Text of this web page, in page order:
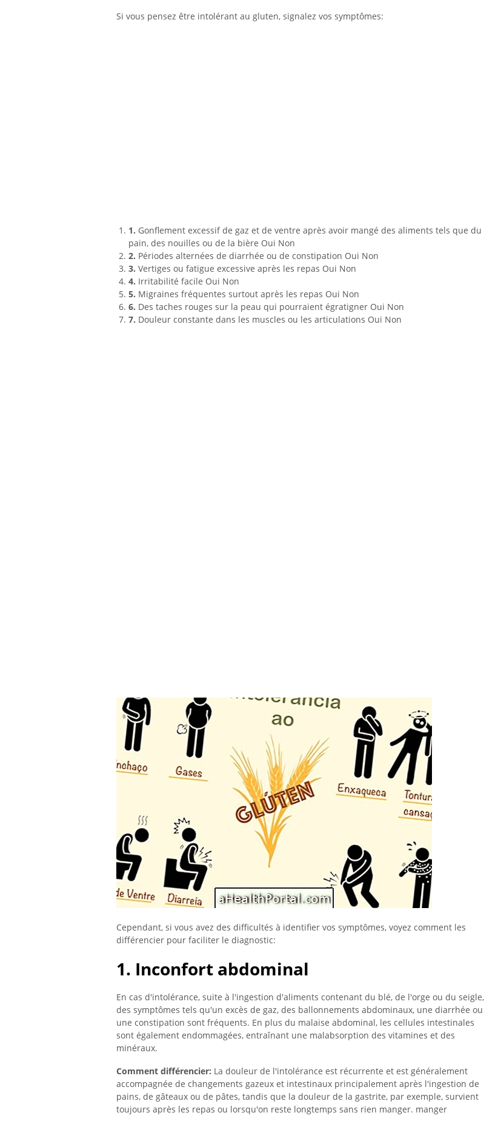
Si vous pensez être intolérant au gluten, signalez vos symptômes:
1. Gonflement excessif de gaz et de ventre après avoir mangé des aliments tels que du
pain, des nouilles ou de la bière Oui Non
2. Périodes alternées de diarrhée ou de constipation Oui Non
3. Vertiges ou fatigue excessive après les repas Oui Non
4. Irritabilité facile Oui Non
5. Migraines fréquentes surtout après les repas Oui Non
6. Des taches rouges sur la peau qui pourraient égratigner Oui Non
7. Douleur constante dans les muscles ou les articulations Oui Non
Cependant, si vous avez des difficultés à identifier vos symptômes, voyez comment les
différencier pour faciliter le diagnostic:
1. Inconfort abdominal
En cas d'intolérance, suite à l'ingestion d'aliments contenant du blé, de l'orge ou du seigle,
des symptômes tels qu'un excès de gaz, des ballonnements abdominaux, une diarrhée ou
une constipation sont fréquents. En plus du malaise abdominal, les cellules intestinales
sont également endommagées, entraînant une malabsorption des vitamines et des
minéraux.
Comment différencier: La douleur de l'intolérance est récurrente et est généralement
accompagnée de changements gazeux et intestinaux principalement après l'ingestion de
pains, de gâteaux ou de pâtes, tandis que la douleur de la gastrite, par exemple, survient
toujours après les repas ou lorsqu'on reste longtemps sans rien manger. manger